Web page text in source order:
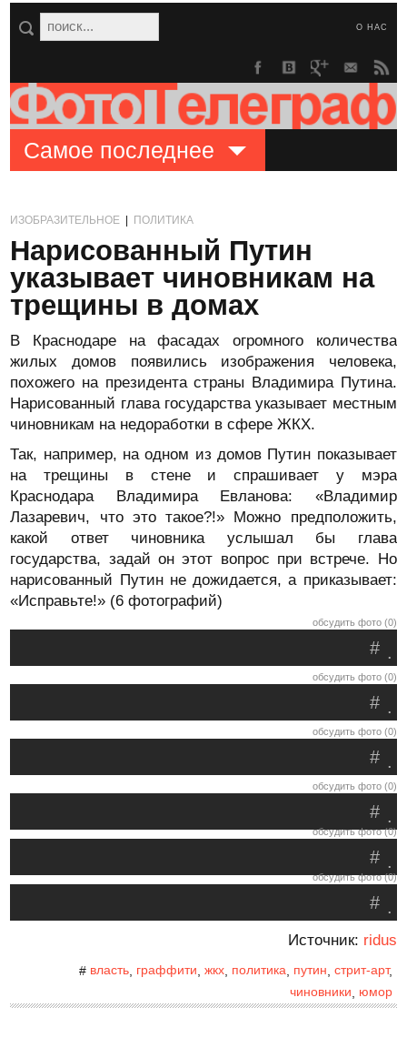
О НАС
Самое последнее
ИЗОБРАЗИТЕЛЬНОЕ ПОЛИТИКА
Нарисованный Путин
указывает чиновникам на
трещины в домах
В Краснодаре на фасадах огромного количества
жилых домов появились изображения человека,
похожего на президента страны Владимира Путина.
Нарисованный глава государства указывает местным
чиновникам на недоработки в сфере ЖКХ.
Так, например, на одном из домов Путин показывает
на трещины в стене и спрашивает у мэра
Краснодара Владимира Евланова: «Владимир
Лазаревич, что это такое?!» Можно предположить,
какой ответ чиновника услышал бы глава
государства, задай он этот вопрос при встрече. Но
нарисованный Путин не дожидается, а приказывает:
«Исправьте!» (6 фотографий)
обсудить фото (0)
.
#
обсудить фото (0)
.
#
обсудить фото (0)
.
#
обсудить фото (0)
.
#
обсудить фото (0)
.
#
обсудить фото (0)
.
#
Источник: ridus
# власть, граффити жкх, политика, путин стрит-арт,
чиновники
юмор